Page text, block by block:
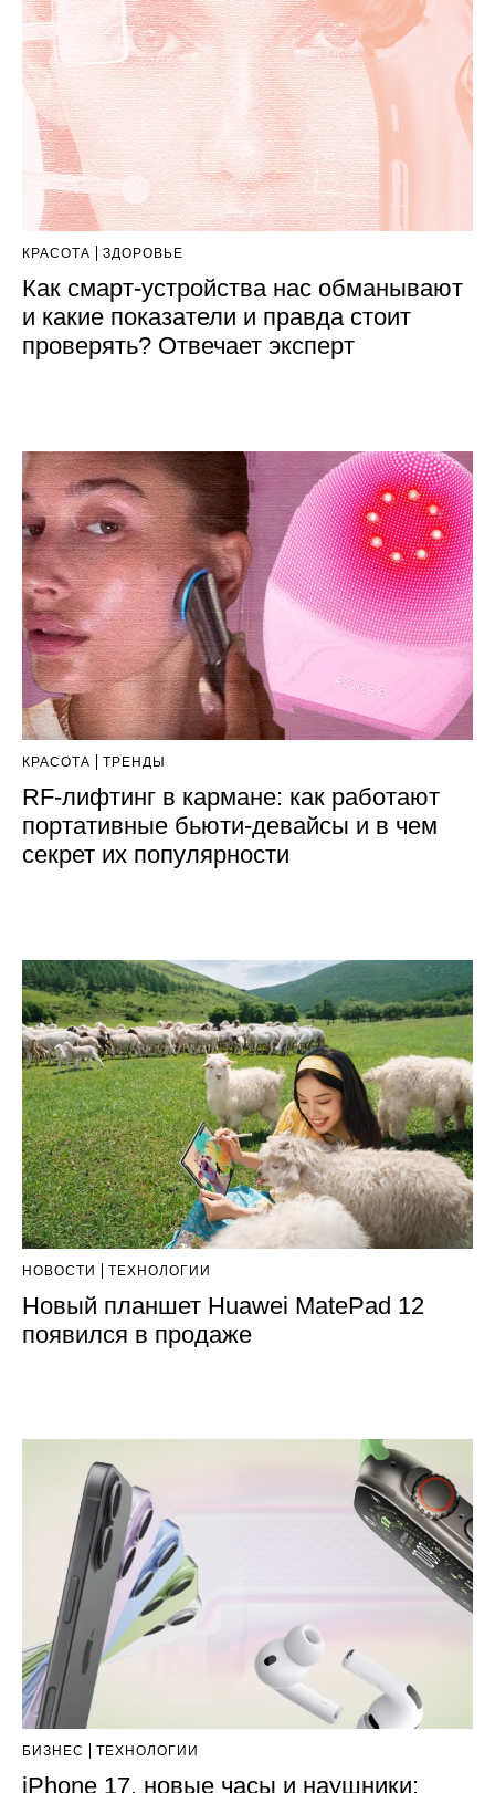
КРАСОТА ЗДОРОВЬЕ
Как смарт-устройства нас обманывают
и какие показатели и правда стоит
проверять? Отвечает эксперт
КРАСОТА ТРЕНДЫ
RF-лифтинг в кармане: как работают
портативные бьюти-девайсы и в чем
секрет их популярности
НОВОСТИ ТЕХНОЛОГИИ
Новый планшет Huawei MatePad 12
появился в продаже
БИЗНЕС ТЕХНОЛОГИИ
iPhone 17, новые часы и наушники: